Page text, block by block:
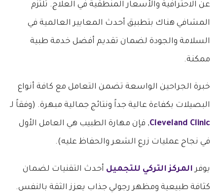
عن الاحترافية والأسعار المنطقية في العلاج. تلتزم
المشافي هناك بتطبيق أحدث المعايير العالمية في
السلامة والجودة لضمان تقديم أفضل خدمة طبية
ممكنة.
خبرة الجراحين الواسعة تضمن التعامل مع كافة أنواع
البصيلات بكفاءة عالية جداً ونتائج جمالية مبهرة. (وفقاً لـ
Cleveland Clinic, فإن مهارة الطبيب هي العامل الأول
في نجاح عمليات زرع الشعر والحفاظ عليه).
يوفرالمركز التركي للتجميل أحدث التقنيات لضمان
كثافة طبيعية ومظهر رجولي جذاب يعزز الثقة بالنفس.